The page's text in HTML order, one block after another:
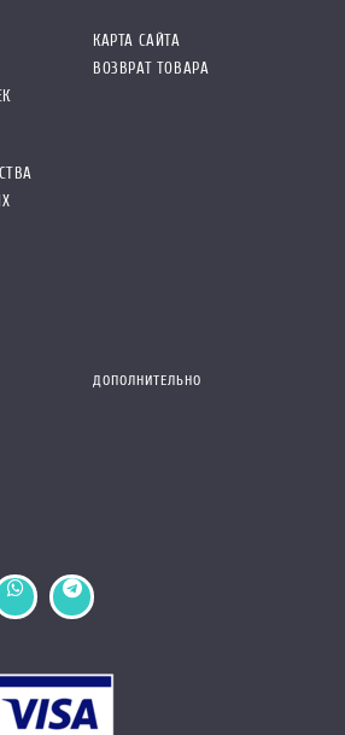
КАРТА САЙТА
ВОЗВРАТ ТОВАРА
ДОПОЛНИТЕЛЬНО